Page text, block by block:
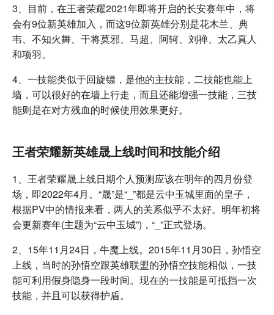
3、目前，在王者荣耀2021年即将开启的长安赛年中，将
会有9位新英雄加入，而这9位新英雄分别是花木兰、典
韦、不知火舞、干将莫邪、马超、阿轲、刘禅、太乙真人
和项羽。
4、一技能类似于回旋镖，是他的主技能，二技能也能上
墙，可以很好的在墙上行走，而且还能增强一技能，三技
能则是在对方残血的时候使用效果更好。
王者荣耀新英雄晟上线时间和技能介绍
1、王者荣耀晟上线日期个人预测应该在明年的四月份登
场，即2022年4月。“晟”是“_”都是云中玉城里面的皇子，
根据PV中的情报来看，两人的关系似乎不太好。明年初将
会更新赛年(主题为“云中玉城”)，“_”正式登场。
2、15年11月24日，牛魔上线。2015年11月30日，孙悟空
上线，当时的孙悟空跟英雄联盟的孙悟空技能相似，一技
能可利用假身隐身一段时间。现在的一技能是可抵挡一次
技能，并且可以获得护盾。